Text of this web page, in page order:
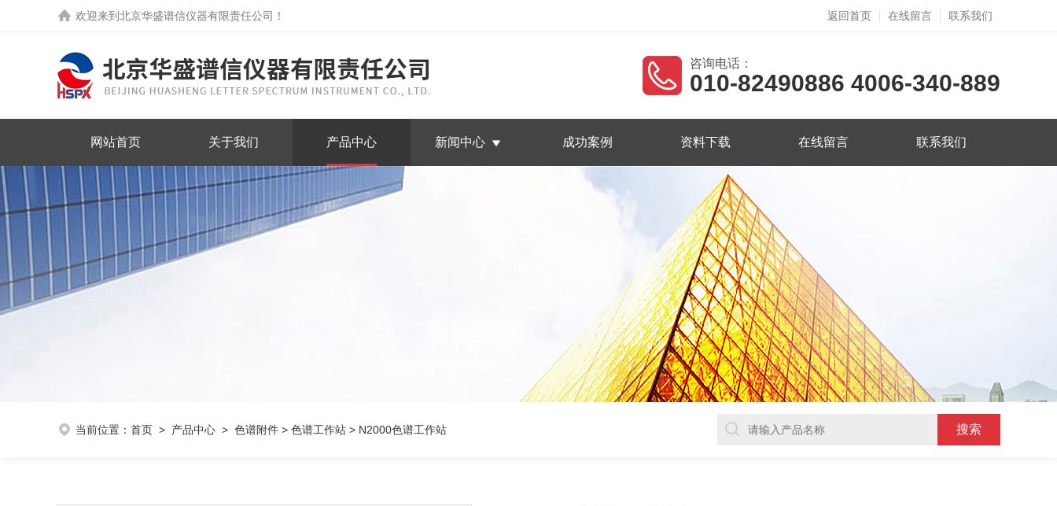
欢迎来到 北京华盛谱信仪器有限责任公司 ！ 返回首页 在线留言 联系我们
咨询电话：
010-82490886 4006-340-889
网站首页 关于我们 产品中心 新闻中心 成功案例 资料下载 在线留言 联系我们
当前位置： 首页 > 产品中心 > 色谱附件 > 色谱工作站 > N2000色谱工作站